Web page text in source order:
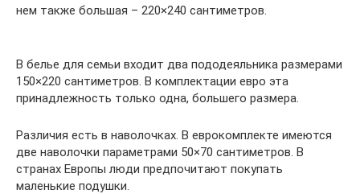
нем также большая – 220×240 сантиметров.
В белье для семьи входит два пододеяльника размерами
150×220 сантиметров. В комплектации евро эта
принадлежность только одна, большего размера.
Различия есть в наволочках. В еврокомплекте имеются
две наволочки параметрами 50×70 сантиметров. В
странах Европы люди предпочитают покупать
маленькие подушки.